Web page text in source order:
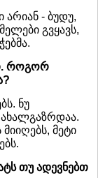
- ბუდუ,
გვყავს,
როგორ
ნუ
ახალგაზრდაა.
მეტი
თუ ადევნებთ